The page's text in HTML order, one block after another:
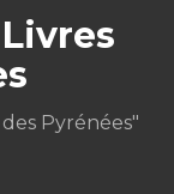
Pyrénées"